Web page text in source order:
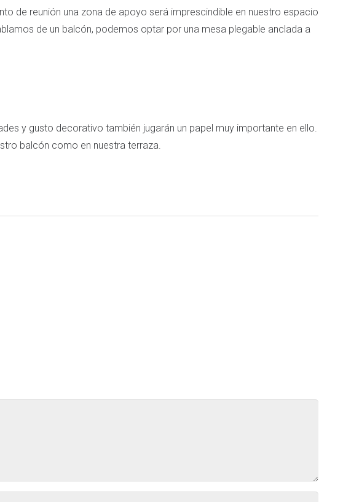
de reunión una zona de apoyo será imprescindible en nuestro espacio
de un balcón, podemos optar por una mesa plegable anclada a
y gusto decorativo también jugarán un papel muy importante en ello.
balcón como en nuestra terraza.